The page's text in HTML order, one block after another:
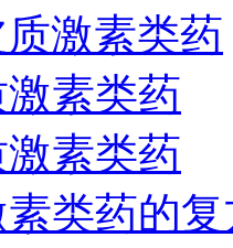
激素类药
素类药
素类药
素类药的